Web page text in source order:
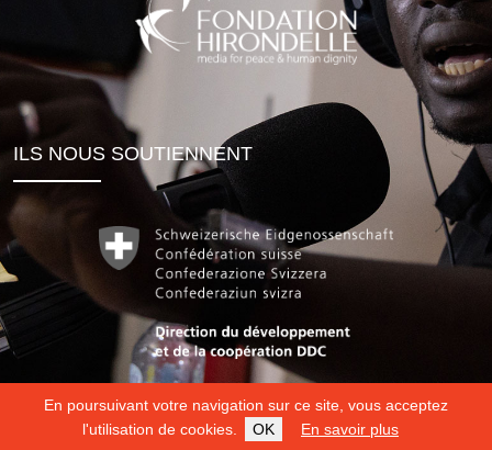
En poursuivant votre navigation sur ce site, vous acceptez
l'utilisation de cookies.
OK En savoir plus
ILS NOUS SOUTIENNENT